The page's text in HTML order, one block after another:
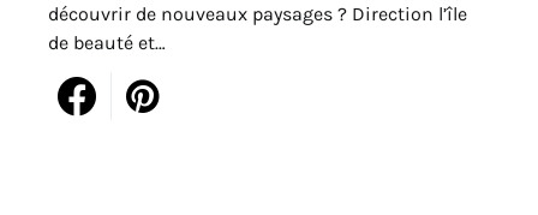
découvrir de nouveaux paysages ? Direction l’île
de beauté et…